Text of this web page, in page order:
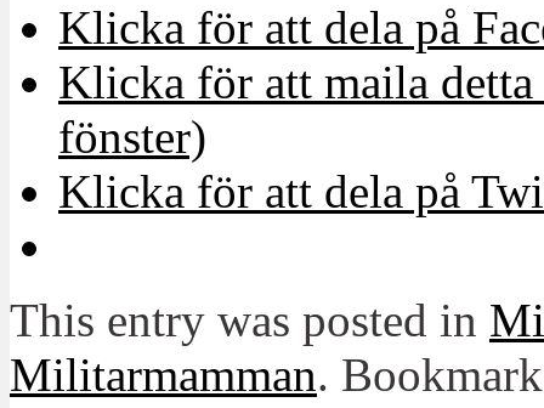
Klicka för att dela på
Klicka för att maila
fönster)
Klicka för att dela på
This entry was posted in
Militarmamman.